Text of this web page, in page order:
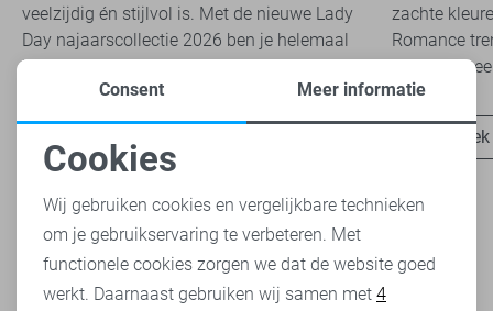
veelzijdig én stijlvol is. Met de nieuwe Lady
Day najaarscollectie 2026 ben je helemaal
klaar voor...
zachte
Romance
het
Heb je dit al eens bekeken?
Noodzakelijke cookies
Personalisatie cookies
Analytische cookies
Consent Meer informatie
Cookies
Wij gebruiken cookies en vergelijkbare technieken
om je gebruikservaring te verbeteren. Met
functionele cookies zorgen we dat de website goed
werkt. Daarnaast gebruiken wij samen met 4